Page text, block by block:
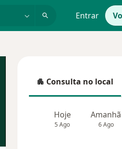
Entrar
Consulta no local
Consulta no local
Hoje
5 Ago
Amanhã
6 Ago